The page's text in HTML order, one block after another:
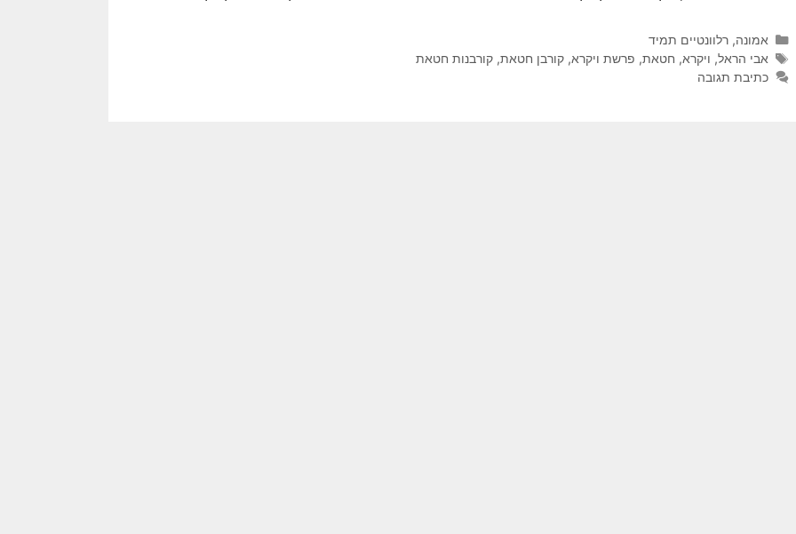
קטגוריות
אמונה, רלוונטיים תמיד
תגיות
אבי הראל, ויקרא, חטאת, פרשת ויקרא, קורבן חטאת, קורבנות חטאת
כתיבת תגובה